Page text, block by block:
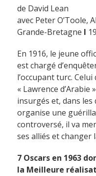
de David Lean
avec Peter O’Toole,
Grande-Bretagne I
En 1916, le jeune
est chargé
l’occupant turc.
« Lawrence d’Arabie
insurgés et, dans
organise une
controversé, il va
ses alliés et changer
7 Oscars en 1963
la Meilleure